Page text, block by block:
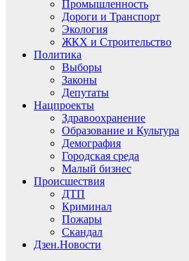
Промышленность
Дороги и Транспорт
Экология
ЖКХ и Строительство
Политика
Выборы
Законы
Депутаты
Нацпроекты
Здравоохранение
Образование и Культура
Демография
Городская среда
Малый бизнес
Происшествия
ДТП
Криминал
Пожары
Скандал
Дзен.Новости